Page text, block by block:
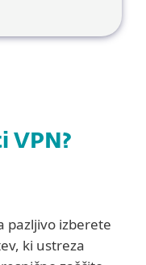
VPN?
pazljivo izberete
ki ustreza